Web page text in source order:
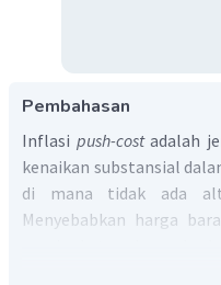
Pembahasan
Inflasi push-costadalah
kenaikan substansial
di mana tidak ada
Menyebabkan harga